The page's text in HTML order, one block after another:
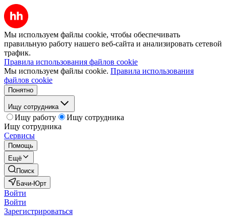
Мы используем файлы cookie, чтобы обеспечивать
правильную работу нашего веб-сайта и анализировать сетевой
трафик.
Правила использования файлов cookie
Мы используем файлы cookie. Правила использования
файлов cookie
Понятно
Ищу сотрудника
Ищу работу
Ищу сотрудника
Ищу сотрудника
Сервисы
Помощь
Ещё
Поиск
Бачи-Юрт
Войти
Войти
Зарегистрироваться